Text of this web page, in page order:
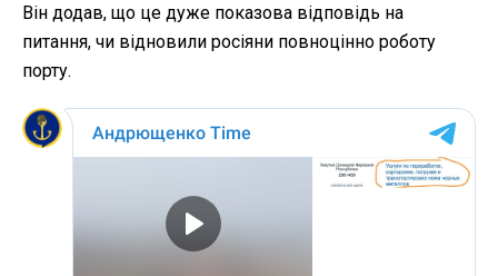
Він додав, що це дуже показова відповідь на
питання, чи відновили росіяни повноцінно роботу
порту.